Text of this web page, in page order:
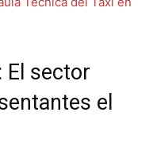
El sector
el